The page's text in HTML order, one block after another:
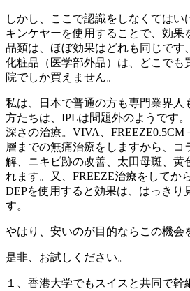
しかし、ここで認識をしなくてはい
キンケヤーを使用することで、効果
品類は、ほぼ効果はどれも同じです
化粧品（医学部外品）は、どこでも
院でしか買えません。
私は、日本で普通の方も専門業界人
方たちは、IPLは問題外のようです
深さの治療。VIVA、FREEZE0.5CM
層までの無痛治療をしますから、コ
解、ニキビ跡の改善、太田母斑、黄
れます。又、FREEZE治療をしてか
DEPを使用すると効果は、はっきり
す。
やはり、安いのが目的ならこの機会
是非、お試しください。
１、香港大学でもスイスと共同で幹